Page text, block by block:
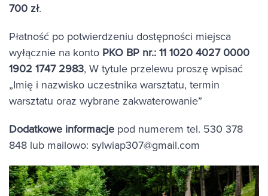
700 zł.
Płatność po potwierdzeniu dostępności miejsca
wyłącznie na konto PKO BP nr.: 11 1020 4027 0000
1902 1747 2983, W tytule przelewu proszę wpisać
„Imię i nazwisko uczestnika warsztatu, termin
warsztatu oraz wybrane zakwaterowanie”
Dodatkowe informacje pod numerem tel. 530 378
848 lub mailowo: sylwiap307@gmail.com